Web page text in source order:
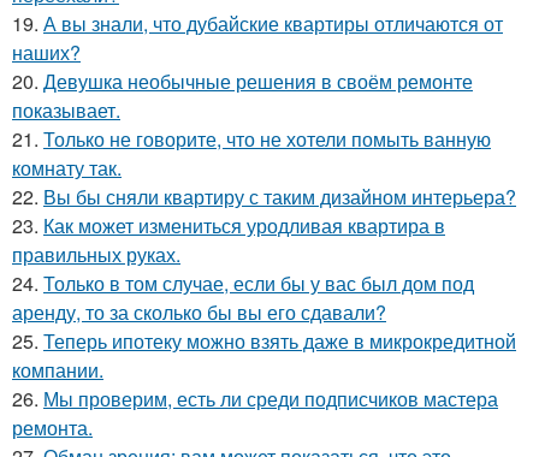
19. А вы знали, что дубайские квартиры отличаются от
наших?
20. Девушка необычные решения в своём ремонте
показывает.
21. Только не говорите, что не хотели помыть ванную
комнату так.
22. Вы бы сняли квартиру с таким дизайном интерьера?
23. Как может измениться уродливая квартира в
правильных руках.
24. Только в том случае, если бы у вас был дом под
аренду, то за сколько бы вы его сдавали?
25. Теперь ипотеку можно взять даже в микрокредитной
компании.
26. Мы проверим, есть ли среди подписчиков мастера
ремонта.